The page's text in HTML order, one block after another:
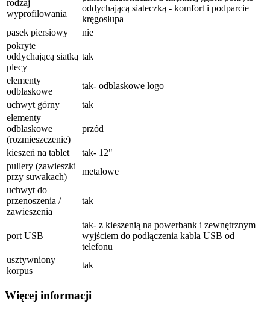
rodzaj
wyprofilowania
oddychającą siateczką - komfort i podparcie
kręgosłupa
pasek piersiowy
nie
pokryte
oddychającą siatką
plecy
tak
elementy
odblaskowe
tak- odblaskowe logo
uchwyt górny
tak
elementy
odblaskowe
(rozmieszczenie)
przód
kieszeń na tablet
tak- 12"
pullery (zawieszki
przy suwakach)
metalowe
uchwyt do
przenoszenia /
zawieszenia
tak
port USB
tak- z kieszenią na powerbank i zewnętrznym
wyjściem do podłączenia kabla USB od
telefonu
usztywniony
korpus
tak
Więcej informacji